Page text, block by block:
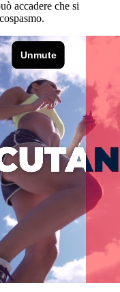
accadere che si